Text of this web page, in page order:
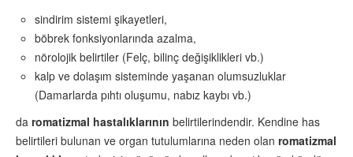
sindirim sistemi şikayetleri,
böbrek fonksiyonlarında azalma,
nörolojik belirtiler (Felç, bilinç değişiklikleri vb.)
kalp ve dolaşım sisteminde yaşanan olumsuzluklar
(Damarlarda pıhtı oluşumu, nabız kaybı vb.)
da romatizmal hastalıklarının belirtilerindendir. Kendine has
belirtileri bulunan ve organ tutulumlarına neden olan romatizmal